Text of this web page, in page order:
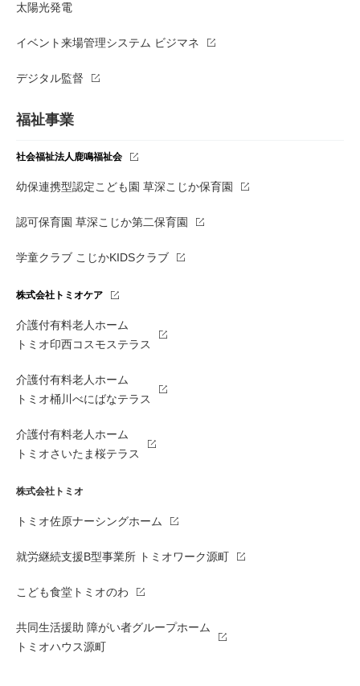
太陽光発電
イベント来場管理システム ビジマネ
デジタル監督
福祉事業
社会福祉法人鹿鳴福祉会
幼保連携型認定こども園 草深こじか保育園
認可保育園 草深こじか第二保育園
学童クラブ こじかKIDSクラブ
株式会社トミオケア
介護付有料老人ホーム
トミオ印西コスモステラス
介護付有料老人ホーム
トミオ桶川べにばなテラス
介護付有料老人ホーム
トミオさいたま桜テラス
株式会社トミオ
トミオ佐原ナーシングホーム
就労継続支援B型事業所 トミオワーク源町
こども食堂トミオのわ
共同生活援助 障がい者グループホーム
トミオハウス源町